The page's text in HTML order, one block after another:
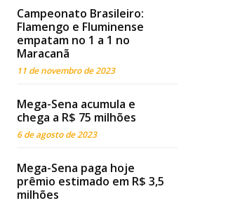
Campeonato Brasileiro:
Flamengo e Fluminense
empatam no 1 a 1 no
Maracanã
11 de novembro de 2023
Mega-Sena acumula e
chega a R$ 75 milhões
6 de agosto de 2023
Mega-Sena paga hoje
prêmio estimado em R$ 3,5
milhões